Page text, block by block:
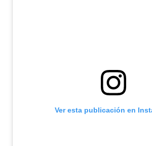
Ver esta publicación en